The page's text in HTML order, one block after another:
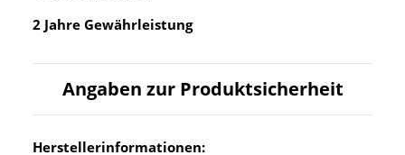
2 Jahre Gewährleistung
Angaben zur Produktsicherheit
Herstellerinformationen: